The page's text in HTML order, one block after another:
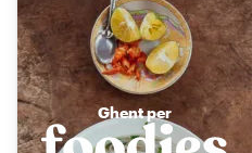
Ghent per